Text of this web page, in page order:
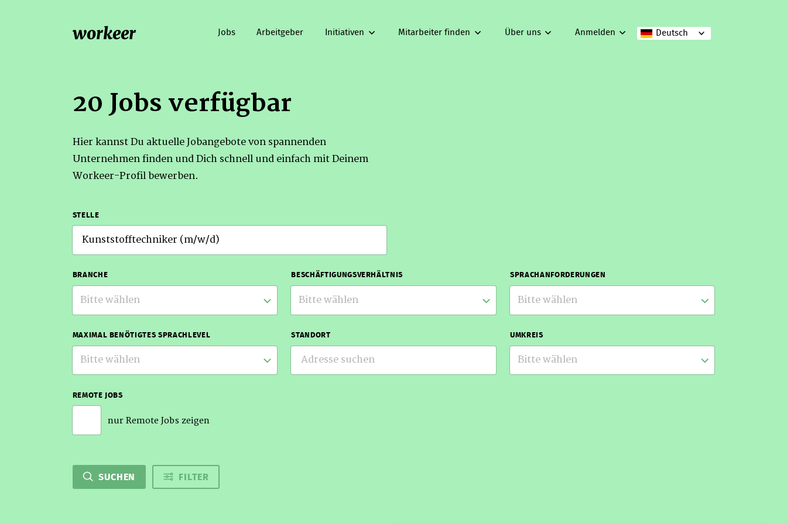
workeer Deutsch
Jobs Arbeitgeber Initiativen Mitarbeiter finden Über uns Anmelden
20 Jobs verfügbar
Hier kannst Du aktuelle Jobangebote von spannenden
Unternehmen finden und Dich schnell und einfach mit Deinem
Workeer-Profil bewerben.
STELLE
BRANCHE
Bitte wählen
BESCHÄFTIGUNGSVERHÄLTNIS
Bitte wählen
SPRACHANFORDERUNGEN
Bitte wählen
MAXIMAL BENÖTIGTES SPRACHLEVEL
Bitte wählen
STANDORT UMKREIS
Bitte wählen
REMOTE JOBS
nur Remote Jobs zeigen
SUCHEN FILTER